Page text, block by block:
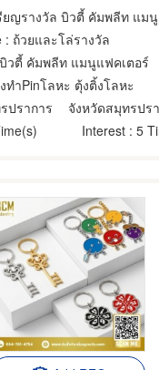
ยญรางวัล บิวตี้ คัมพลีท แม
: ถ้วยและโล่รางวัล
วตี้ คัมพลีท แมนูแฟคเตอร์
ทำPinโลหะ ตุ้งติ้งโลหะ
ปราการ
จังหวัดสมุทรปร
Interest : 5